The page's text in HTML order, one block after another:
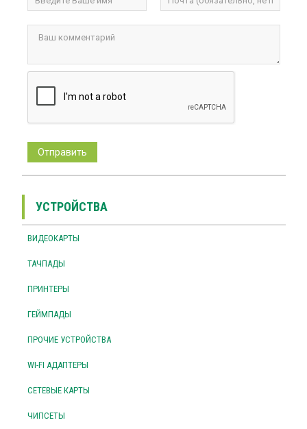
УСТРОЙСТВА
ВИДЕОКАРТЫ
ТАЧПАДЫ
ПРИНТЕРЫ
ГЕЙМПАДЫ
ПРОЧИЕ УСТРОЙСТВА
WI-FI АДАПТЕРЫ
СЕТЕВЫЕ КАРТЫ
ЧИПСЕТЫ